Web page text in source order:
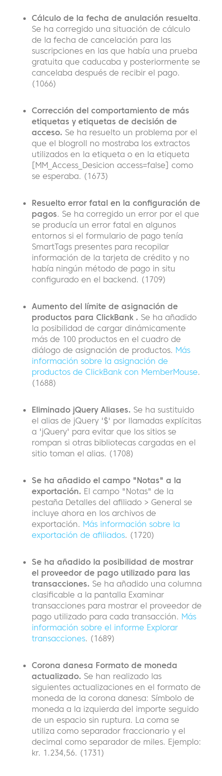
Cálculo de la fecha de anulación resuelta.
Se ha corregido una situación de cálculo
de la fecha de cancelación para las
suscripciones en las que había una prueba
gratuita que caducaba y posteriormente se
cancelaba después de recibir el pago.
(1066)
Corrección del comportamiento de más
etiquetas y etiquetas de decisión de
acceso. Se ha resuelto un problema por el
que el blogroll no mostraba los extractos
utilizados en la etiqueta o en la etiqueta
[MM_Access_Desicion access=false] como
se esperaba. (1673)
Resuelto error fatal en la configuración de
pagos. Se ha corregido un error por el que
se producía un error fatal en algunos
entornos si el formulario de pago tenía
SmartTags presentes para recopilar
información de la tarjeta de crédito y no
había ningún método de pago in situ
configurado en el backend. (1709)
Aumento del límite de asignación de
productos para ClickBank . Se ha añadido
la posibilidad de cargar dinámicamente
más de 100 productos en el cuadro de
diálogo de asignación de productos. Más
información sobre la asignación de
productos de ClickBank con MemberMouse.
(1688)
Eliminado jQuery Aliases. Se ha sustituido
el alias de jQuery '$' por llamadas explícitas
a 'jQuery' para evitar que los sitios se
rompan si otras bibliotecas cargadas en el
sitio toman el alias. (1708)
Se ha añadido el campo "Notas" a la
exportación. El campo "Notas" de la
pestaña Detalles del afiliado > General se
incluye ahora en los archivos de
exportación. Más información sobre la
exportación de afiliados. (1720)
Se ha añadido la posibilidad de mostrar
el proveedor de pago utilizado para las
transacciones. Se ha añadido una columna
clasificable a la pantalla Examinar
transacciones para mostrar el proveedor de
pago utilizado para cada transacción. Más
información sobre el informe Explorar
transacciones. (1689)
Corona danesa Formato de moneda
actualizado. Se han realizado las
siguientes actualizaciones en el formato de
moneda de la corona danesa: Símbolo de
moneda a la izquierda del importe seguido
de un espacio sin ruptura. La coma se
utiliza como separador fraccionario y el
decimal como separador de miles. Ejemplo:
kr. 1.234,56. (1731)